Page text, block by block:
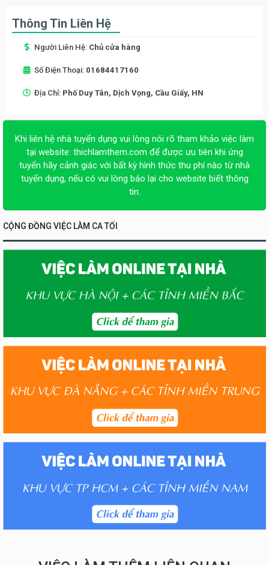
Thông Tin Liên Hệ
Người Liên Hệ: Chủ cửa hàng
Số Điện Thoại: 01684417160
Địa Chỉ: Phố Duy Tân, Dịch Vọng, Cầu Giấy, HN
Khi liên hệ nhà tuyển dụng vui lòng nói rõ tham khảo việc làm
tại website: thichlamthem.com để được ưu tiên khi ứng
tuyển hãy cảnh giác với bất kỳ hình thức thu phí nào từ nhà
tuyển dụng, nếu có vui lòng báo lại cho website biết thông
tin.
CỘNG ĐỒNG VIỆC LÀM CA TỐI